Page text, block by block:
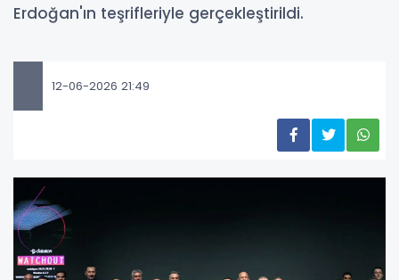
Erdoğan'ın teşrifleriyle gerçekleştirildi.
12-06-2026 21:49